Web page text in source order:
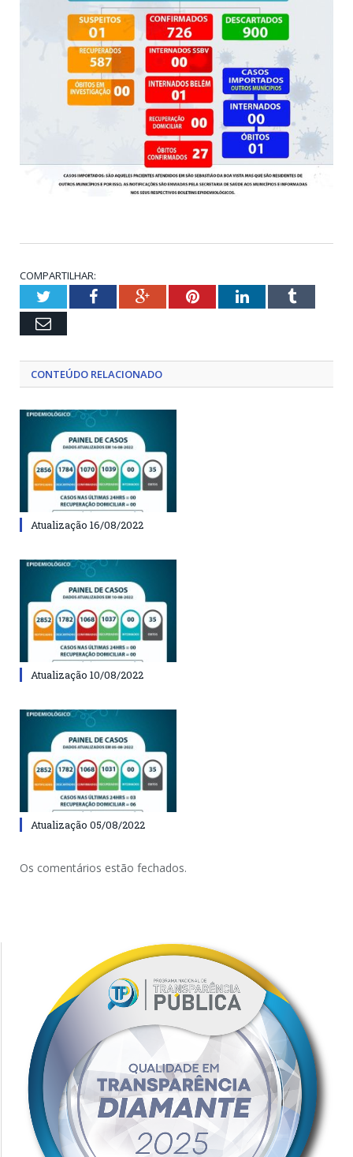
COMPARTILHAR:
TwitterFacebookGoogle+PinterestLinkedInTumblr
Email
CONTEÚDO RELACIONADO
Atualização 16/08/2022
Atualização 10/08/2022
Atualização 05/08/2022
Os comentários estão fechados.